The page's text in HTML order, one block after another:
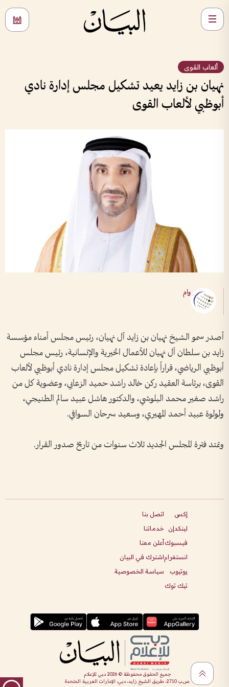
ألعاب القوى
نهيان بن زايد يعيد تشكيل مجلس إدارة نادي
أبوظبي لألعاب القوى
وام
أصدر سمو الشيخ نهيان بن زايد آل نهيان، رئيس مجلس أمناء مؤسسة
زايد بن سلطان آل نهيان للأعمال الخيرية والإنسانية، رئيس مجلس
أبوظبي الرياضي، قراراً بإعادة تشكيل مجلس إدارة نادي أبوظبي لألعاب
القوى، برئاسة العقيد ركن خالد راشد حميد الزعابي، وعضوية كل من
راشد صغير محمد البلوشي، والدكتور هاشل عبيد سالم الطنيجي،
ولولوة عبيد أحمد المهيري، وسعيد سرحان السوافي.
وتمتد فترة المجلس الجديد ثلاث سنوات من تاريخ صدور القرار.
إكس
لينكدإن
فيسبوك
انستغرام
يوتيوب
تيك توك
اتصل بنا
خدماتنا
أعلن معنا
اشترك في البيان
سياسة الخصوصية
جميع الحقوق محفوظة ©2026 دبي للإعلام
ص.ب 2710، طريق الشيخ زايد، دبي، الإمارات العربية المتحدة